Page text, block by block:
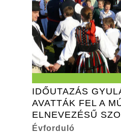
IDŐUTAZÁS
AVATTÁK FEL A
ELNEVEZÉSŰ
Évforduló